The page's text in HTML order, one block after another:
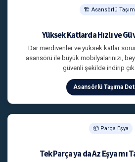
🏗 Asansörlü
Yüksek Katlarda Hızlı ve
Dar merdivenler ve yüksek katlar
asansörü ile büyük mobilyalarınızı,
güvenli şekilde indirip
Asansörlü Taşıma
📦 Parça Eşya
Tek Parça ya da Az Eşya mı